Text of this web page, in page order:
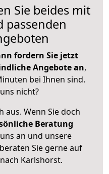
Sie beides mit
passenden
fordern Sie jetzt
Angebote an,
bei Ihnen sind.
nicht?
aus. Wenn Sie doch
Beratung
an und unsere
Sie gerne auf
Karlshorst.